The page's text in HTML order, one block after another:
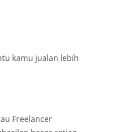
kamu jualan lebih
Freelancer